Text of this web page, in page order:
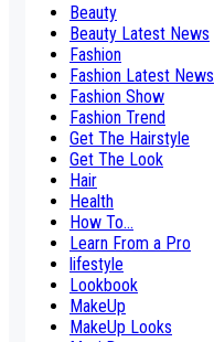
Beauty
Beauty Latest News
Fashion
Fashion Latest News
Fashion Show
Fashion Trend
Get The Hairstyle
Get The Look
Hair
Health
How To...
Learn From a Pro
lifestyle
Lookbook
MakeUp
MakeUp Looks